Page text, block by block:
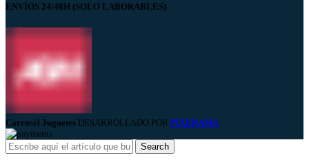
ENVÍOS 24/48H (SOLO LABORABLES)
Carrusel Juguetes DESARROLLADO POR PIXERAMA
Search